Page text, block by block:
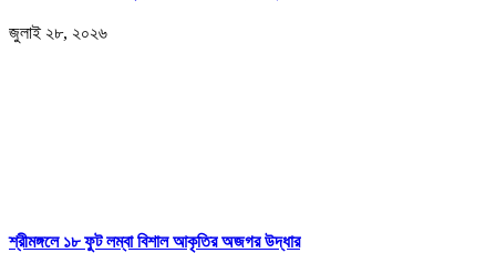
জুলাই ২৮, ২০২৬
শ্রীমঙ্গলে ১৮ ফুট লম্বা বিশাল আকৃতির অজগর উদ্ধার